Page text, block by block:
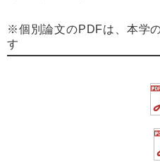
※個別論文のPDFは、本学
す